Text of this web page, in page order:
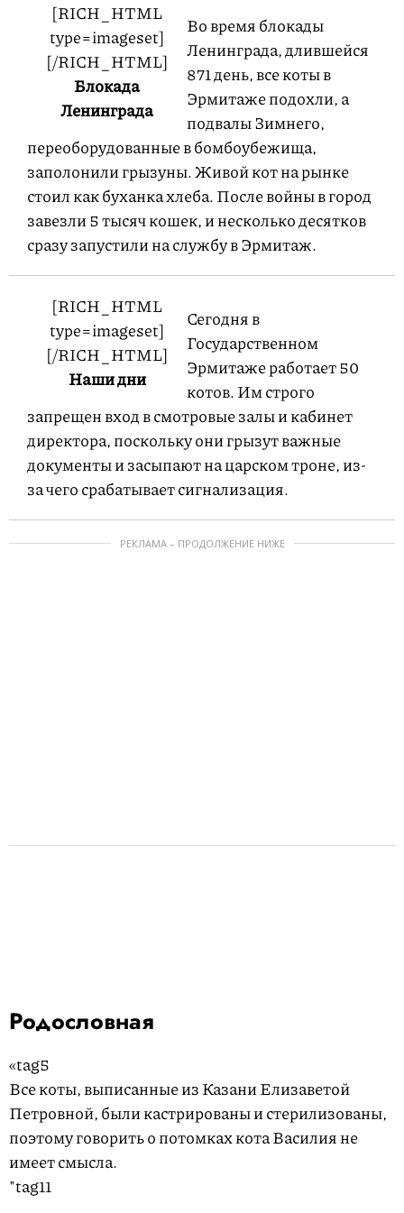
[RICH_HTML
type=imageset]
[/RICH_HTML]
Блокада
Ленинграда
Во время блокады
Ленинграда, длившейся
871 день, все коты в
Эрмитаже подохли, а
подвалы Зимнего,
переоборудованные в бомбоубежища,
заполонили грызуны. Живой кот на рынке
стоил как буханка хлеба. После войны в город
завезли 5 тысяч кошек, и несколько десятков
сразу запустили на службу в Эрмитаж.
[RICH_HTML
type=imageset]
[/RICH_HTML]
Наши дни
Сегодня в
Государственном
Эрмитаже работает 50
котов. Им строго
запрещен вход в смотровые залы и кабинет
директора, поскольку они грызут важные
документы и засыпают на царском троне, из-
за чего срабатывает сигнализация.
РЕКЛАМА – ПРОДОЛЖЕНИЕ НИЖЕ
Родословная
«tag5
Все коты, выписанные из Казани Елизаветой
Петровной, были кастрированы и стерилизованы,
поэтому говорить о потомках кота Василия не
имеет смысла.
"tag11